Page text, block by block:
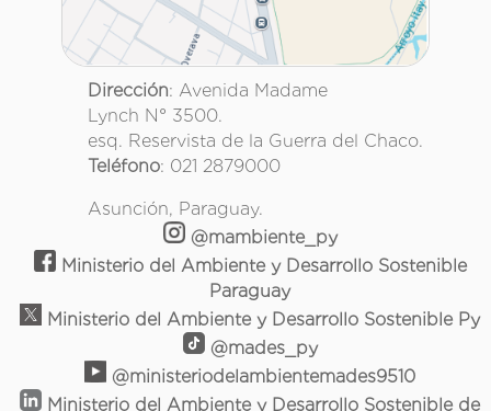
Dirección: Avenida Madame
Lynch N° 3500.
esq. Reservista de la Guerra del Chaco.
Teléfono: 021 2879000
Asunción, Paraguay.
@mambiente_py
Ministerio del Ambiente y Desarrollo Sostenible
Paraguay
Ministerio del Ambiente y Desarrollo Sostenible Py
@mades_py
@ministeriodelambientemades9510
Ministerio del Ambiente y Desarrollo Sostenible de